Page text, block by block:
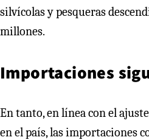
silvícolas y pesqueras
millones.
Importaciones
En tanto, en línea con el
en el país, las importaciones